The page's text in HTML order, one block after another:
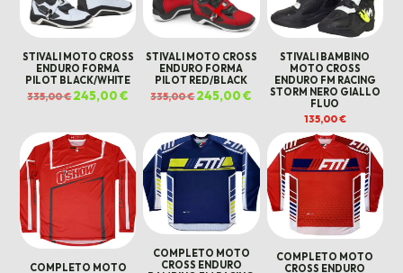
STIVALI MOTO CROSS
ENDURO FORMA
PILOT BLACK/WHITE
335,00€Il
prezzo
335,00 €.
245,00€
prezzo
245,00 €.
STIVALI MOTO CROSS
ENDURO FORMA
PILOT RED/BLACK
335,00€Il
prezzo
335,00 €.
245,00€
245,00 €.
STIVALI BAMBINO
MOTO CROSS
ENDURO FM RACING
STORM NERO GIALLO
FLUO
135,00€
COMPLETO MOTO
COMPLETO MOTO
CROSS ENDURO
COMPLETO MOTO
CROSS ENDURO